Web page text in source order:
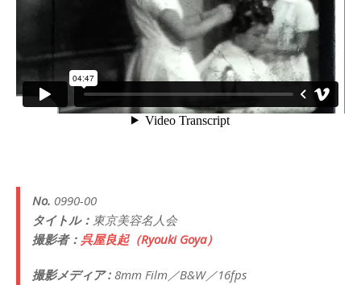
No. 0990-00
タイトル： 東京美容名人会
撮影者： 呉屋良起（Ryouki Goya）
撮影メディア : 8mm Film／B&W／16fps